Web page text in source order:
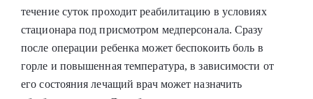
течение суток проходит реабилитацию в условиях
стационара под присмотром медперсонала. Сразу
после операции ребенка может беспокоить боль в
горле и повышенная температура, в зависимости от
его состояния лечащий врач может назначить